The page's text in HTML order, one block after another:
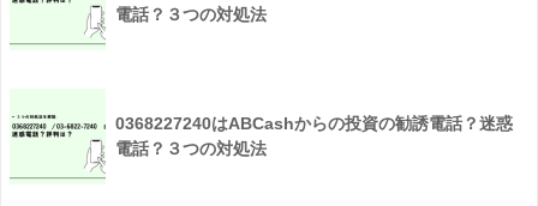
電話？３つの対処法
0368227240はABCashからの投資の勧誘電話？迷惑
電話？３つの対処法